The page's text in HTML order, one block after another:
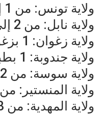
ولاية تونس: من 1 إلى 9.
ولاية نابل: من 2 إلى 11.
ولاية زغوان: 1 بزغوان.
ولاية جندوبة: 1 بطبرقة.
ولاية سوسة: من 2 إلى 80.
ولاية المنستير: من 7 إلى 62.
ولاية المهدية: من 3 إلى 60.